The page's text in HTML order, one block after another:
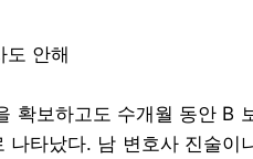
시효(7년)가 지나 처벌할 수
사건 때 야당 의원 동생은
효가 10년"이라고 지적했